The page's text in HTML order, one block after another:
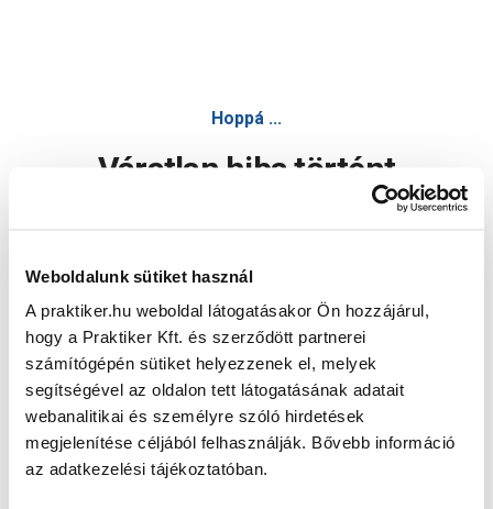
Weboldalunk sütiket használ
A praktiker.hu weboldal látogatásakor Ön hozzájárul,
hogy a Praktiker Kft. és szerződött partnerei
számítógépén sütiket helyezzenek el, melyek
segítségével az oldalon tett látogatásának adatait
webanalitikai és személyre szóló hirdetések
megjelenítése céljából felhasználják. Bővebb információ
az adatkezelési tájékoztatóban.
Hoppá ...
Váratlan hiba történt
Oldal újratöltése